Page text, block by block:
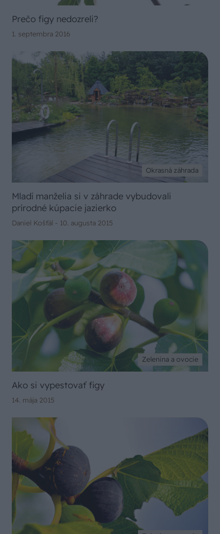
Prečo figy nedozreli?
1. septembra 2016
Okrasná záhrada
Mladí manželia si v záhrade vybudovali
prírodné kúpacie jazierko
Daniel Košťál - 10. augusta 2015
Zelenina a ovocie
Ako si vypestovať figy
14. mája 2015